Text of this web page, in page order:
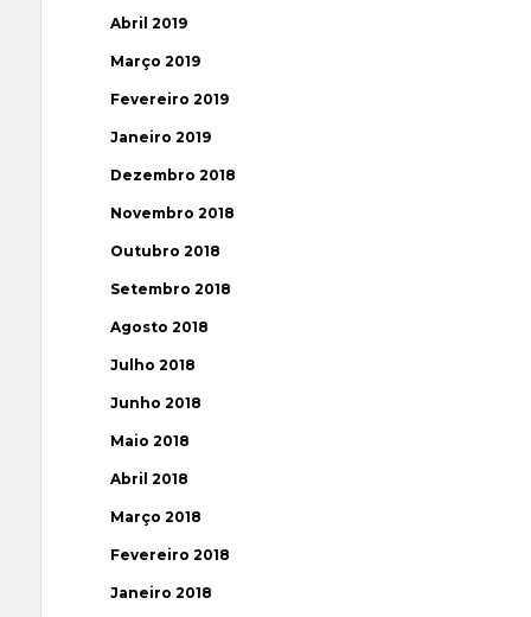
Abril 2019
Março 2019
Fevereiro 2019
Janeiro 2019
Dezembro 2018
Novembro 2018
Outubro 2018
Setembro 2018
Agosto 2018
Julho 2018
Junho 2018
Maio 2018
Abril 2018
Março 2018
Fevereiro 2018
Janeiro 2018